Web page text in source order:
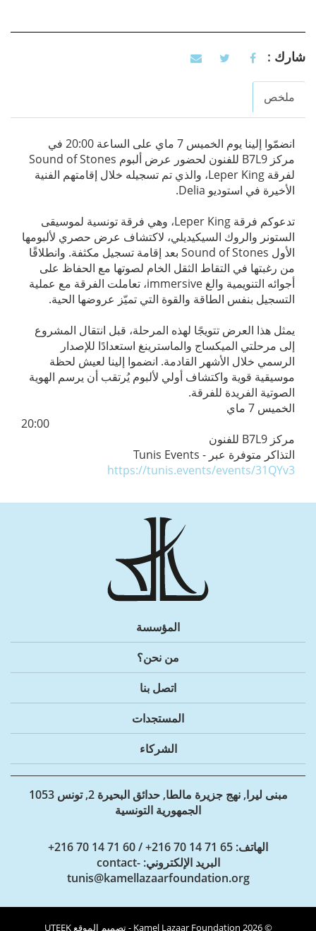
شارك :
Vertical Tabs
ملخص
انضمّوا إلينا يوم الخميس 7 ماي على الساعة 20:00 في
مركز B7L9 للفنون لحضور عرض ألبوم Sound of Stones
لفرقة Leper King، والذي تم تسجيله خلال إقامتهم الفنية
الأخيرة في استوديو Delia.
تدعوكم فرقة Leper King، وهي فرقة تونسية لموسيقى
الستونر والروك السيكيديلي، لاكتشاف عرض حصري لألبومها
الأول Sound of Stones بعد إقامة تسجيل مكثفة. وانطلاقًا
من رغبتها في التقاط الثقل الخام لصوتها مع الحفاظ على
أجوائه التنويمية والغ immersive، تعاملت الفرقة مع عملية
التسجيل بنفس الطاقة والقوة التي تميّز عروضها الحية.
يمثل هذا العرض تتويجًا لهذه المرحلة، قبل انتقال المشروع
إلى مرحلتي الميكساج والماسترينغ استعدادًا للإصدار
الرسمي خلال الأشهر القادمة. انضموا إلينا لعيش لحظة
موسيقية قوية واكتشاف أولي لألبوم يُرتقب أن يرسم الهوية
الصوتية الفريدة للفرقة.
الخميس 7 ماي
20:00
مركز B7L9 للفنون
التذاكر متوفرة عبر Tunis Events -
https://tunis.events/events/31QYv3
المؤسسة
من نحن؟
اتصل بنا
المستجدات
الشركاء
مبنى ليرا, نهج جزيرة مالطا, حدائق البحيرة 2, تونس 1053
الجمهورية التونسية
الهاتف: 65 71 14 70 216+ / 60 71 14 70 216+
البريد الإلكتروني : contact-
tunis@kamellazaarfoundation.org
© 2026 Kamel Lazaar Foundation - تصميم الموقع UTEEK